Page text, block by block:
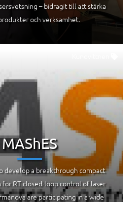
– bidragit till att stärka
och verksamhet.
MAShES
develop a breakthrough compact
for RT closed-loop control of laser
are participating in a wide